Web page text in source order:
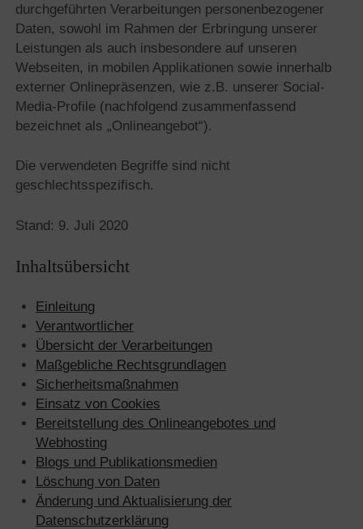
durchgeführten Verarbeitungen personenbezogener
Daten, sowohl im Rahmen der Erbringung unserer
Leistungen als auch insbesondere auf unseren
Webseiten, in mobilen Applikationen sowie innerhalb
externer Onlinepräsenzen, wie z.B. unserer Social-
Media-Profile (nachfolgend zusammenfassend
bezeichnet als „Onlineangebot“).
Die verwendeten Begriffe sind nicht
geschlechtsspezifisch.
Stand: 9. Juli 2020
Inhaltsübersicht
Einleitung
Verantwortlicher
Übersicht der Verarbeitungen
Maßgebliche Rechtsgrundlagen
Sicherheitsmaßnahmen
Einsatz von Cookies
Bereitstellung des Onlineangebotes und
Webhosting
Blogs und Publikationsmedien
Löschung von Daten
Änderung und Aktualisierung der
Datenschutzerklärung